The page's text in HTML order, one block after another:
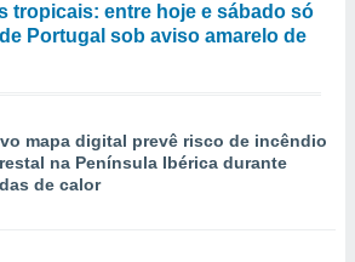
tropicais: entre hoje e sábado só
Portugal sob aviso amarelo de
mapa digital prevê risco de incêndio
na Península Ibérica durante
de calor